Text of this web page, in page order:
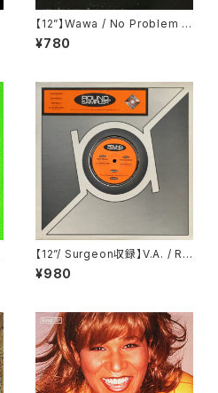
【12”】Wawa / No Problem E.
P. (Fluential) (fluent 22)
¥780
【12”/ Surgeon収録】V.A. / Ro
und Sampler 2 (Round Rec
ords) (SARR-005)
¥980